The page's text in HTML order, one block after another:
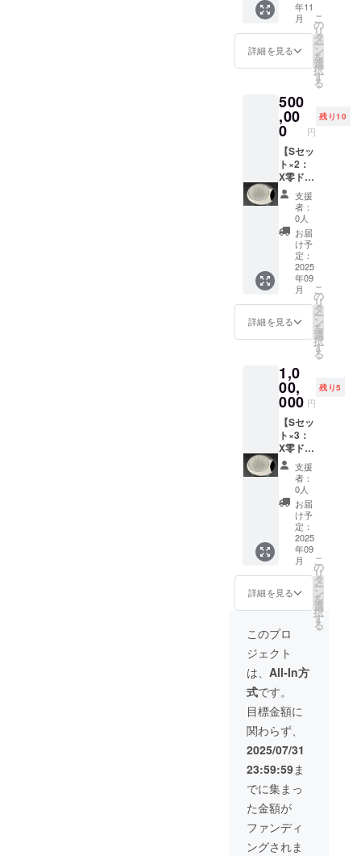
どが生
じるこ
とがあ
りま
ただけ
ますよ
うお願
いいた
しま
す。
めご了
承くだ
さい。
※リター
ン商品
の製作
全を期
して取
り組み
ます
が、ハ
ンドメ
イドの
ため接
合部や
表面に
若干の
変形や
小傷な
どが生
じるこ
とがあ
りま
す。何
とぞご
了承い
ますよ
うお願
いいた
しま
す。
告知
ページ
に支援
者様の
お名前
を掲載
す。 ・
掲載期
間：
H2Ox零
デ
ビュー
告知
ページ
が存続
する限
り掲載
・掲載
方法：
文字の
み／サ
イズ：
小／
2025年
09月〜
★H2Ox
ビュー
記念ス
テッ
カー(大)
・サイ
ズ：
W150×
H210m
m ◎備
考欄に
以下の
ご記入
をお願
いしま
す。 ・
告知
ページ
に掲載
するお
名前 or
ニック
ネーム
※商品の
発送は
日本国
内に限
らせて
いただ
きま
す。 ※
お名前
or ニッ
クネー
ムで
あって
も公序
良俗に
反する
前には
必ずお
届けの
リター
ンに貼
付され
ルや注
意書き
をご確
認くだ
さい。
★試作
アタッ
チメン
ト：2個
(AT-3,
AT-4)
★H2Ox
零デ
ビュー
告知
ページ
に支援
者様の
お名前
を掲載
す。 ・
掲載期
間：
H2Ox零
デ
ビュー
告知
ページ
が存続
する限
り掲載
・掲載
方法：
文字の
み／サ
イズ：
小／
2025年
09月〜
★H2Ox
デ
ビュー
記念ス
テッ
カー(大)
・サイ
ズ：
W150×
H210m
m ◎備
考欄に
以下の
ご記入
をお願
いしま
す。 ・
告知
ページ
零スペ
シャル
」 ・名
称 ：
コー
ヒー豆
量：
100g ※
原材料
及び添
加物等
の食品
表示は
お届け
商品の
ラベル
に表記
されま
す。商
品開封
前には
必ずお
届けの
リター
ンに貼
付され
ルや注
意書き
をご確
認くだ
さい。
★試作
アタッ
チメン
ト：2個
(AT-3,
AT-4)
★H2Ox
零デ
ビュー
告知
ページ
に支援
者様の
お名前
を掲載
しま
す。 ・
掲載期
間：
H2Ox零
デ
ビュー
告知
ページ
が存続
する限
り掲載
・掲載
方法：
文字の
み／サ
イズ：
小／
・サイ
ズ：
W120×
D120×
H2mm
※画像は
トで
す。実
物はヘ
アライ
ンのス
テンレ
スにな
りま
す。 ★
珈琲豆
「
Brewm
Tokyo X
零スペ
シャル
」 ・名
称 ：
コー
ヒー豆
量：
100g ※
原材料
及び添
加物等
の食品
表示は
お届け
商品の
ラベル
に表記
されま
す。商
品開封
前には
必ずお
届けの
リター
ンに貼
付され
たラベ
ルや注
意書き
をご確
認くだ
さい。
★試作
アタッ
チメン
ト：2個
(AT-3,
AT-4)
★H2Ox
零デ
ビュー
告知
ページ
に支援
様) or B
タイプ
(部分研
磨仕
様：天
面＋中
量
：1点
・サイ
ズ ：
W104×
D104×
H72mm
・重
量
：約
200g ・
アタッ
チメン
ト：2個
(AT-1,
AT-2) ★
レー
ザー彫
刻によ
る名入
ルファ
ベッ
ト） ★
ベース
・サイ
ズ：
W120×
D120×
H2mm
※画像は
イラス
トで
す。実
物はヘ
アライ
ンのス
テンレ
スにな
りま
す。 ★
珈琲豆
「
Brewm
an
Tokyo X
零スペ
シャル
」 ・名
称 ：
コー
ヒー豆
・内容
量：
100g ×2
※原材料
及び添
加物等
の食品
琲豆(2)
＋試作
アタッ
チメン
ト＋デ
ビュー
ページ
お名前
掲載(中)
＋ス
テッ
カー
(大)】
★X零ド
リッ
パー ・
Aタイプ
(オール
ヘアラ
イン仕
様) or B
タイプ
(部分研
磨仕
様：天
面＋中
量
：1点
・サイ
ズ ：
W104×
D104×
H72mm
・重
量
：約
200g ・
アタッ
チメン
ト：2個
(AT-1,
AT-2) ★
レー
ザー彫
刻によ
る名入
れ（ア
ルファ
ベッ
ト） ★
ベース
・サイ
ズ：
W120×
D120×
H2mm
※画像は
イラス
トで
す。実
物はヘ
アライ
ンのス
テンレ
年11
月
詳細を見る
こ
の
リ
タ
ー
ン
を
選
択
す
る
500
,00
0 円
残り10
【Sセッ
ト×2：
X零ド
リッ
パー
BorSタ
イプ＋
レー
ザー名
入れ＋
ベース
＋X零珈
琲豆(2)
＋試作
アタッ
チメン
ビュー
告知
ページ
お名前
掲載(中)
＋ス
テッ
カー
(大)】
★X零ド
リッ
パー ・
Bタイプ
(部分研
磨仕
様：天
面＋中
面) or
Ｓタイ
プ(オー
ル研磨
仕様) ・
数
量
：2点
・サイ
ズ ：
W104×
D104×
H72mm
・重
量
：約
200g ・
アタッ
チメン
ト：2個
(AT-1,
支援
者：
0人
お届
け予
定：
2025
年09
月
詳細を見る
こ
の
リ
タ
ー
ン
を
選
択
す
る
1,0
00,
000 円
残り5
【Sセッ
ト×3：
X零ド
リッ
パー
BorSタ
イプ＋
レー
ザー名
入れ＋
ベース
＋X零珈
琲豆(2)
＋試作
アタッ
チメン
ト＋デ
ビュー
告知
ページ
お名前
掲載(大)
＋ス
テッ
カー
(大)】
★X零ド
リッ
パー ・
Bタイプ
(部分研
磨仕
様：天
面＋中
支援
者：
0人
お届
け予
定：
2025
年09
月
詳細を見る
こ
の
リ
タ
ー
ン
を
選
択
す
る
このプロ
ジェクト
は、 All-In方
式です。
目標金額に
関わらず、
2025/07/31
23:59:59ま
でに集まっ
た金額が
ファンディ
ングされま